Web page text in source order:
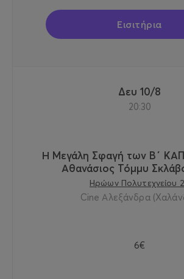
Εισιτήρια
Δευ 10/8
20:30
Η Μεγάλη Σφαγή των Β΄
Αθανάσιος Τόμμυ
Ηρώων Πολυτεχνείου
Cine Αλεξάνδρα
6€